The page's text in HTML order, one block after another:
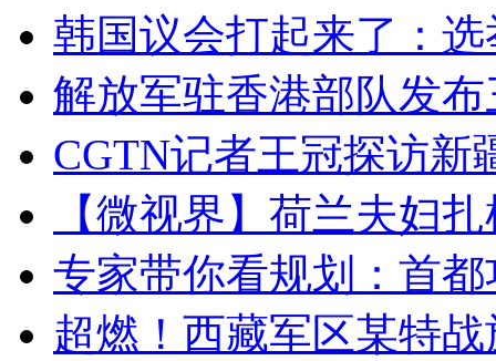
韩国议会打起来了：
解放军驻香港部队发
CGTN记者王冠探访新
【微视界】荷兰夫妇
专家带你看规划：首
超燃！西藏军区某特